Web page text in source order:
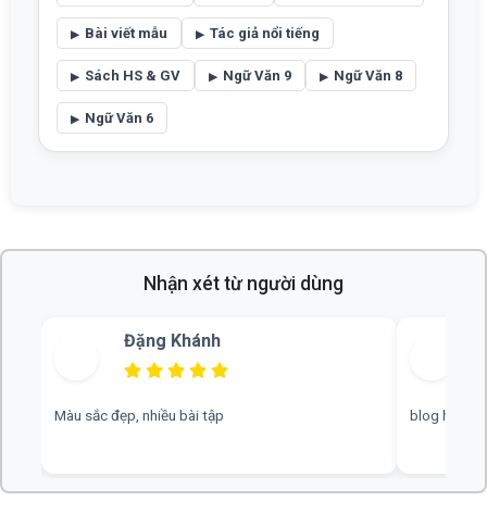
Bài viết mẫu Tác giả nổi tiếng
Sách HS & GV Ngữ Văn 9 Ngữ Văn 8
Ngữ Văn 6
Nhận xét từ người dùng
Bùi Thu
blog hay, chuyên nghiệp, rất mong nhiều đáp án hơn web hay,